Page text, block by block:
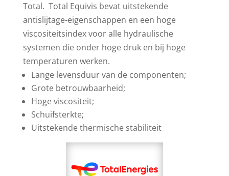
Total. Total Equivis bevat uitstekende
antislijtage-eigenschappen en een hoge
viscositeitsindex voor alle hydraulische
systemen die onder hoge druk en bij hoge
temperaturen werken.
Lange levensduur van de componenten;
Grote betrouwbaarheid;
Hoge viscositeit;
Schuifsterkte;
Uitstekende thermische stabiliteit